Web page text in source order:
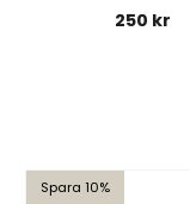
250 kr
Spara 10%